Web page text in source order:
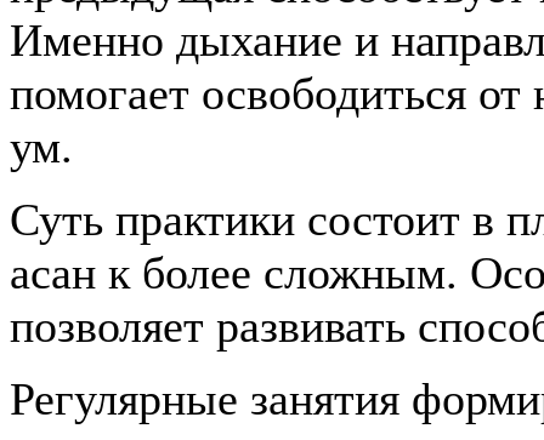
Именно дыхание и
помогает освободиться
ум.
Суть практики состоит в
асан к более сложным.
позволяет развивать
Регулярные занятия